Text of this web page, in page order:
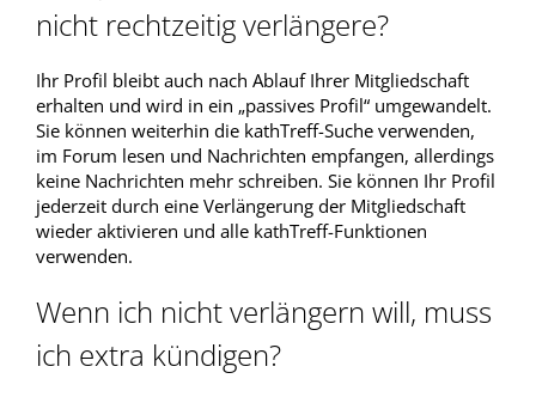
nicht rechtzeitig verlängere?
Ihr Profil bleibt auch nach Ablauf Ihrer Mitgliedschaft
erhalten und wird in ein „passives Profil“ umgewandelt.
Sie können weiterhin die kathTreff-Suche verwenden,
im Forum lesen und Nachrichten empfangen, allerdings
keine Nachrichten mehr schreiben. Sie können Ihr Profil
jederzeit durch eine Verlängerung der Mitgliedschaft
wieder aktivieren und alle kathTreff-Funktionen
verwenden.
Wenn ich nicht verlängern will, muss
ich extra kündigen?